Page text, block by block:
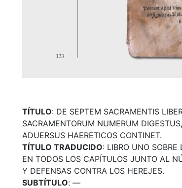
TÍTULO: DE SEPTEM SACRAMENTIS
SACRAMENTORUM NUMERUM
ADUERSUS HAERETICOS CONTINET.
TÍTULO TRADUCIDO: LIBRO UNO
EN TODOS LOS CAPÍTULOS JUNTO AL
Y DEFENSAS CONTRA LOS HEREJES.
SUBTÍTULO: —